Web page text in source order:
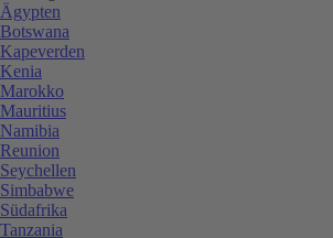
Ägypten
Botswana
Kapeverden
Kenia
Marokko
Mauritius
Namibia
Reunion
Seychellen
Simbabwe
Südafrika
Tanzania